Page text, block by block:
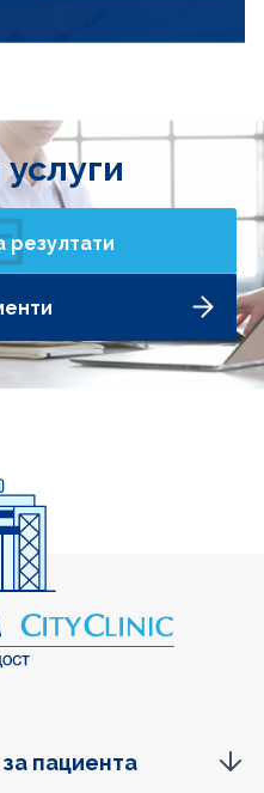
резултати
пациента